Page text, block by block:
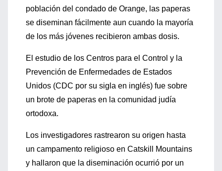
población del condado de Orange, las paperas
se diseminan fácilmente aun cuando la mayoría
de los más jóvenes recibieron ambas dosis.
El estudio de los Centros para el Control y la
Prevención de Enfermedades de Estados
Unidos (CDC por su sigla en inglés) fue sobre
un brote de paperas en la comunidad judía
ortodoxa.
Los investigadores rastrearon su origen hasta
un campamento religioso en Catskill Mountains
y hallaron que la diseminación ocurrió por un